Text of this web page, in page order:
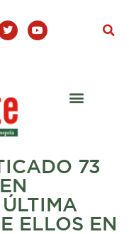
T
w
i
Y
o
u
73
ELLOS EN